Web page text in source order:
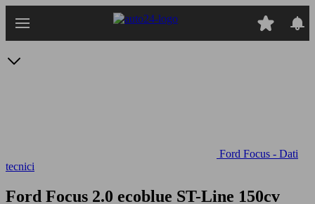
Ford Focus - Dati
tecnici
Ford Focus 2.0 ecoblue ST-Line 150cv